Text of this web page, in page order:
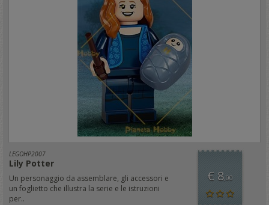
LEGOHP2007
Lily Potter
Un personaggio da assemblare, gli accessori e
un foglietto che illustra la serie e le istruzioni
per..
€ 8,00